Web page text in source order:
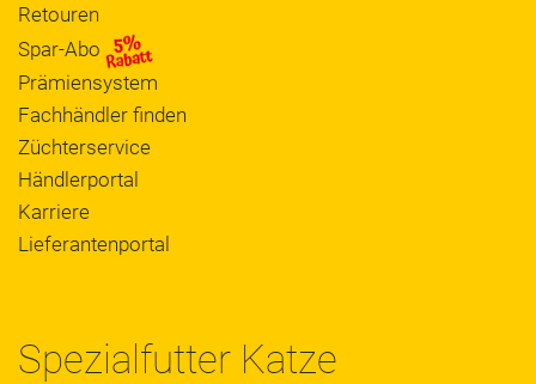
Retouren
Spar-Abo
Prämiensystem
Fachhändler finden
Züchterservice
Händlerportal
Karriere
Lieferantenportal
Spezialfutter Katze